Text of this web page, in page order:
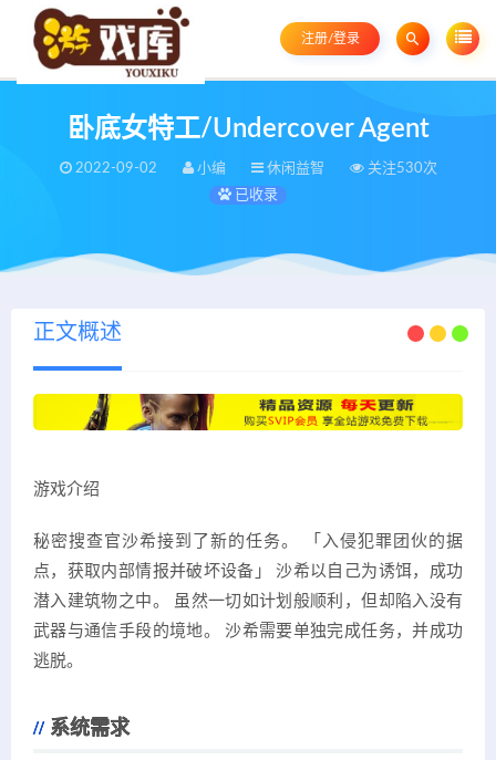
注册/登录
卧底女特工/Undercover Agent
2022-09-02 小编 休闲益智
关注530次
已收录
正文概述
游戏介绍
秘密搜查官沙希接到了新的任务。 「入侵犯罪团伙的据
点，获取内部情报并破坏设备」 沙希以自己为诱饵，成功
潜入建筑物之中。 虽然一切如计划般顺利，但却陷入没有
武器与通信手段的境地。 沙希需要单独完成任务，并成功
逃脱。
系统需求